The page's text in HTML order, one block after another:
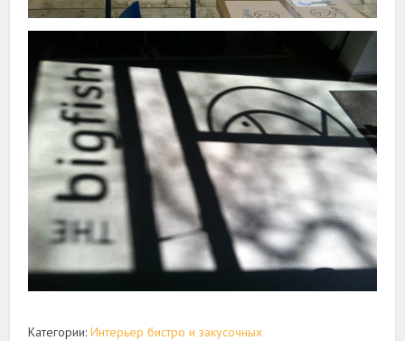
Категории:Интерьер бистро и закусочных